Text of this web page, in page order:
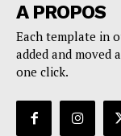
A PROPOS
Each template in
added and
one click.